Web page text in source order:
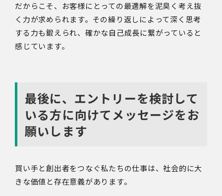
だからこそ、お客様にとっての最適解を泥臭く考え抜
く力が求められます。その繰り返しによって深く思考
する力も鍛えられ、確かな自己成長に繋がっていると
感じています。
最後に、エントリーを検討して
いる方に向けてメッセージをお
願いします
買い手と創出者をつなぐ私たちの仕事は、社会的に大
きな価値と存在意義があります。